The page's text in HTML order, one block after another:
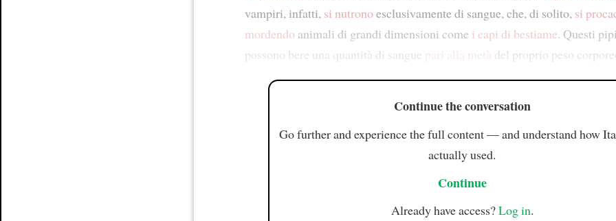
vampiri, infatti, si nutronoesclusivamente di sangue, che, di solito, si
mordendo animali di grandi dimensioni come i capi di bestiame. Questi
possono bere una quantità di sangue pari alla metà del proprio peso
Continue the conversation
Go further and experience the full content — and understand how
actually used.
Continue
Already have access?Log in.